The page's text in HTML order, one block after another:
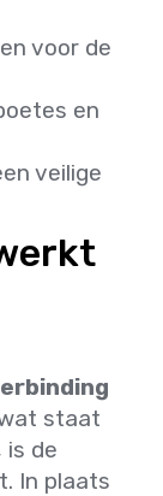
voor de
en
veilige
staat
is de
In plaats